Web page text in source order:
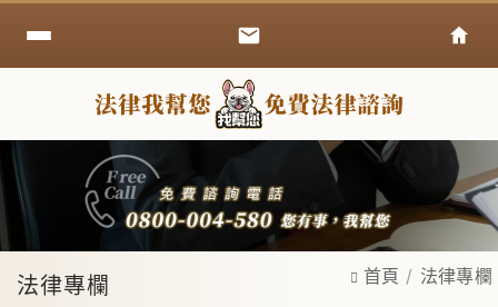
法律專欄 首頁 法律專欄